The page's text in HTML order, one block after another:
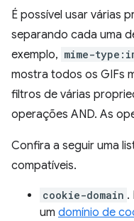
É possível usar várias
separando cada uma
exemplo, mime-
mostra todos os GIFs
filtros de várias
operações AND. As
Confira a seguir uma
compatíveis.
cookie-domain .
um domínio de